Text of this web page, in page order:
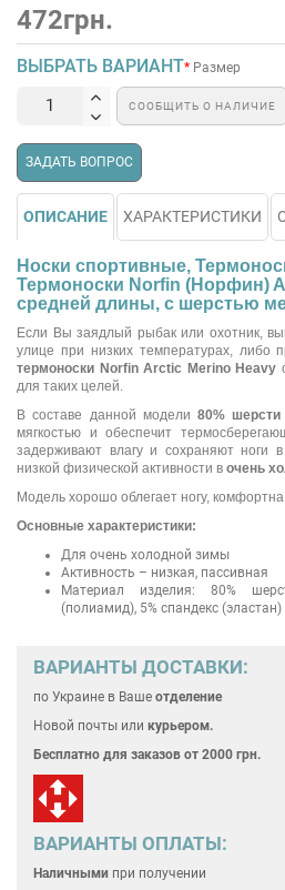
472грн.
ВЫБРАТЬ ВАРИАНТ Размер
СООБЩИТЬ О НАЛИЧИЕ
ЗАДАТЬ ВОПРОС
ОПИСАНИЕ ХАРАКТЕРИСТИКИ
Носки спортивные,
Термоноски Norfin (Норфин)
средней длины, с шерстью
Если Вы заядлый рыбак или охотник,
улице при низких температурах, либо
термоноски Norfin Arctic Merino Heavy
для таких целей.
В составе данной модели 80%
мягкостью и обеспечит
задерживают влагу и сохраняют ноги
низкой физической активности в очень
Модель хорошо облегает ногу, комфортна
Основные характеристики:
Для очень холодной зимы
Активность – низкая, пассивная
Материал изделия: 80%
(полиамид), 5% спандекс (эластан)
ВАРИАНТЫ ДОСТАВКИ:
по Украине в Ваше отделение
Новой почты или курьером.
Бесплатно для заказов от 2000 грн.
ВАРИАНТЫ ОПЛАТЫ:
Наличными при получении